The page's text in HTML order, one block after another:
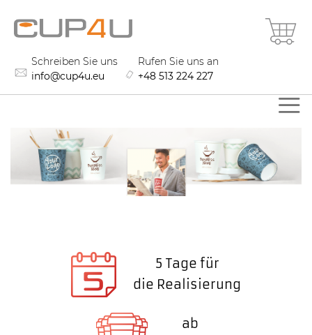
Inhalt
springen
Schreiben Sie uns
info@cup4u.eu
Rufen Sie uns an
+48 513 224 227
5 Tage für
die Realisierung
ab